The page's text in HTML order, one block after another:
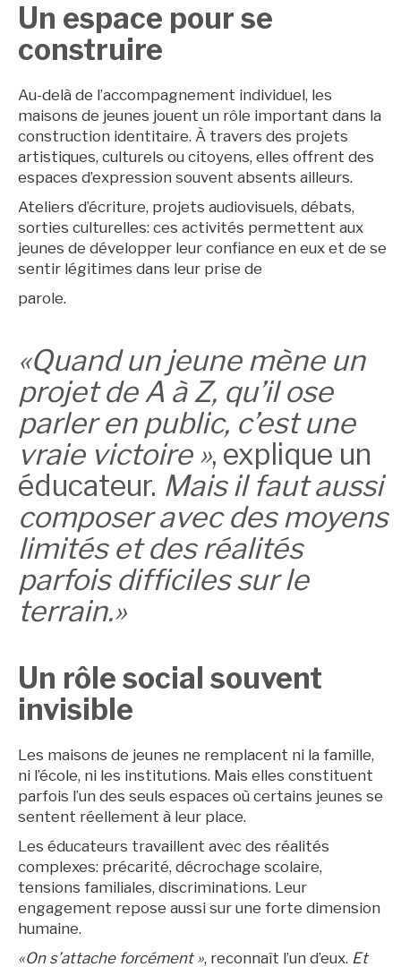
Un espace pour se
construire
Au-delà de l’accompagnement individuel, les
maisons de jeunes jouent un rôle important dans la
construction identitaire. À travers des projets
artistiques, culturels ou citoyens, elles offrent des
espaces d’expression souvent absents ailleurs.
Ateliers d’écriture, projets audiovisuels, débats,
sorties culturelles: ces activités permettent aux
jeunes de développer leur confiance en eux et de se
sentir légitimes dans leur prise de
parole.
«Quand un jeune mène un
projet de A à Z, qu’il ose
parler en public, c’est une
vraie victoire », explique un
éducateur. Mais il faut aussi
composer avec des moyens
limités et des réalités
parfois difficiles sur le
terrain.»
Un rôle social souvent
invisible
Les maisons de jeunes ne remplacent ni la famille,
ni l’école, ni les institutions. Mais elles constituent
parfois l’un des seuls espaces où certains jeunes se
sentent réellement à leur place.
Les éducateurs travaillent avec des réalités
complexes: précarité, décrochage scolaire,
tensions familiales, discriminations. Leur
engagement repose aussi sur une forte dimension
humaine.
«On s’attache forcément », reconnaît l’un d’eux. Et
Archives